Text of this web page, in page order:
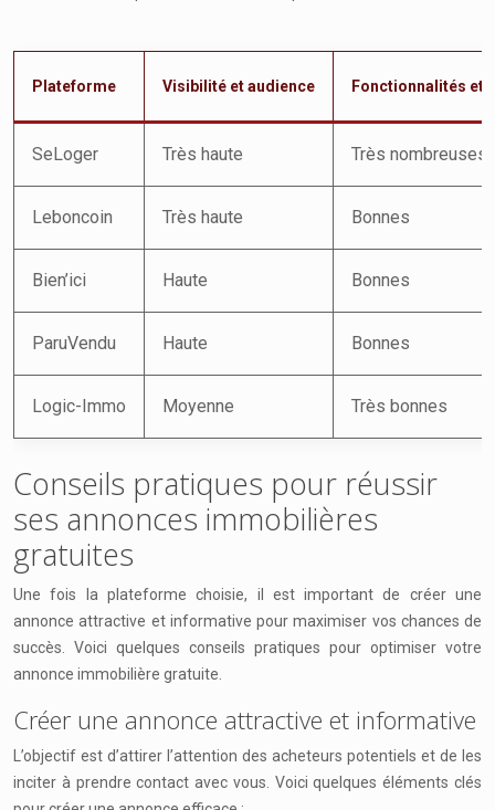
Plateforme Visibilité et audience Fonctionnalités et
SeLoger Très haute Très nombreuses
Leboncoin Très haute Bonnes
Bien’ici Haute Bonnes
ParuVendu Haute Bonnes
Logic-Immo Moyenne Très bonnes
Conseils pratiques pour réussir
ses annonces immobilières
gratuites
Une fois la plateforme choisie, il est important de créer une
annonce attractive et informative pour maximiser vos chances de
succès. Voici quelques conseils pratiques pour optimiser votre
annonce immobilière gratuite.
Créer une annonce attractive et informative
L’objectif est d’attirer l’attention des acheteurs potentiels et de les
inciter à prendre contact avec vous. Voici quelques éléments clés